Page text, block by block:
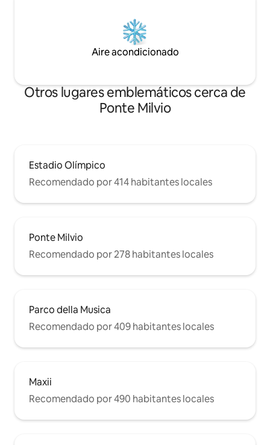
Aire acondicionado
Otros lugares emblemáticos cerca de
Ponte Milvio
Estadio Olímpico
Recomendado por 414 habitantes locales
Ponte Milvio
Recomendado por 278 habitantes locales
Parco della Musica
Recomendado por 409 habitantes locales
Maxii
Recomendado por 490 habitantes locales